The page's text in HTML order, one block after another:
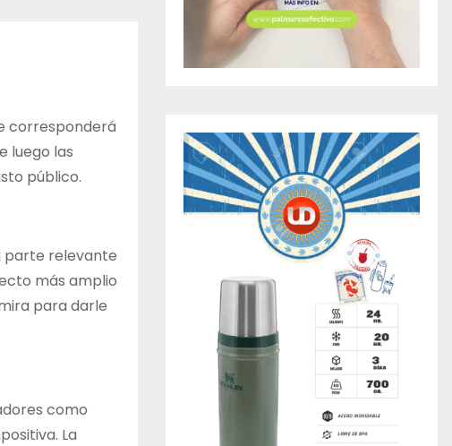
corresponderá
luego las
público.
parte relevante
más amplio
para darle
como
La